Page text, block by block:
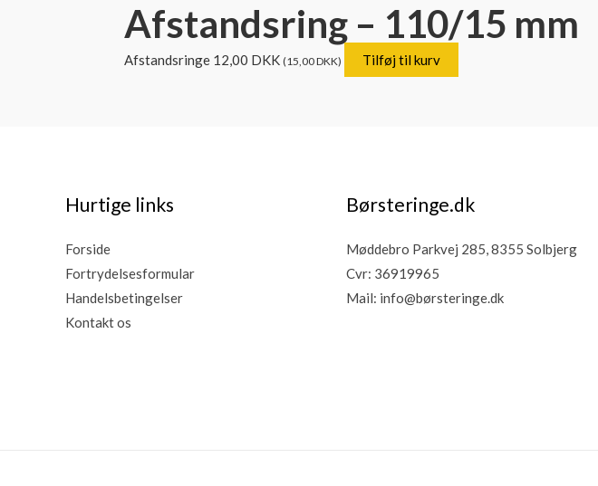
Afstandsring – 110/15 mm
Afstandsringe 12,00 DKK (15,00DKK) Tilføj til kurv
Hurtige links
Forside
Fortrydelsesformular
Handelsbetingelser
Kontakt os
Børsteringe.dk
Møddebro Parkvej 285, 8355 Solbjerg
Cvr: 36919965
Mail: info@børsteringe.dk